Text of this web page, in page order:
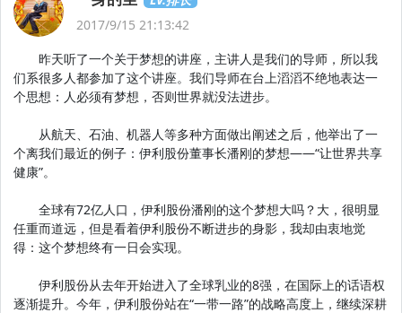
2017/9/15 21:13:42
昨天听了一个关于梦想的讲座，主讲人是我们的导师，所以我
们系很多人都参加了这个讲座。我们导师在台上滔滔不绝地表达一
个思想：人必须有梦想，否则世界就没法进步。
从航天、石油、机器人等多种方面做出阐述之后，他举出了一
个离我们最近的例子：伊利股份董事长潘刚的梦想——“让世界共享
健康”。
全球有72亿人口，伊利股份潘刚的这个梦想大吗？大，很明显
任重而道远，但是看着伊利股份不断进步的身影，我却由衷地觉
得：这个梦想终有一日会实现。
伊利股份从去年开始进入了全球乳业的8强，在国际上的话语权
逐渐提升。今年，伊利股份站在“一带一路”的战略高度上，继续深耕